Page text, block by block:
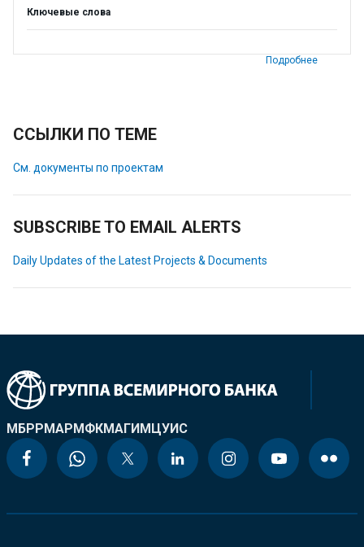
Ключевые слова
Подробнее
ССЫЛКИ ПО ТЕМЕ
См. документы по проектам
SUBSCRIBE TO EMAIL ALERTS
Daily Updates of the Latest Projects & Documents
МБРРМАРМФКМАГИМЦУИС